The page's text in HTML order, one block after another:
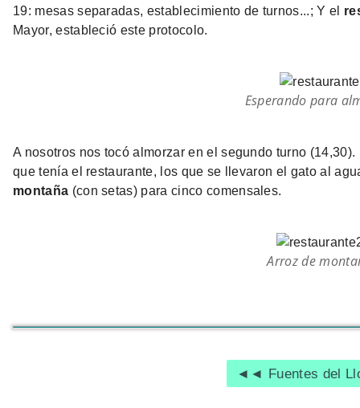
19: mesas separadas, establecimiento de turnos...; Y el
Mayor, estableció este protocolo.
Esperando para
A nosotros nos tocó almorzar en el segundo turno
que tenía el restaurante, los que se llevaron el gato al
montaña (con setas) para cinco comensales.
Arroz de
◄◄ Fuentes del